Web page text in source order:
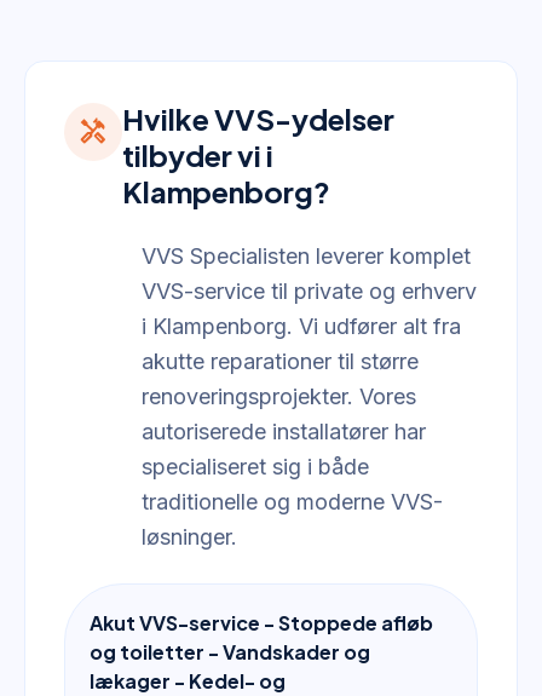
handyman Hvilke VVS-ydelser
tilbyder vi i
Klampenborg?
VVS Specialisten leverer komplet
VVS-service til private og erhverv
i Klampenborg. Vi udfører alt fra
akutte reparationer til større
renoveringsprojekter. Vores
autoriserede installatører har
specialiseret sig i både
traditionelle og moderne VVS-
løsninger.
Akut VVS-service - Stoppede afløb
og toiletter - Vandskader og
lækager - Kedel- og